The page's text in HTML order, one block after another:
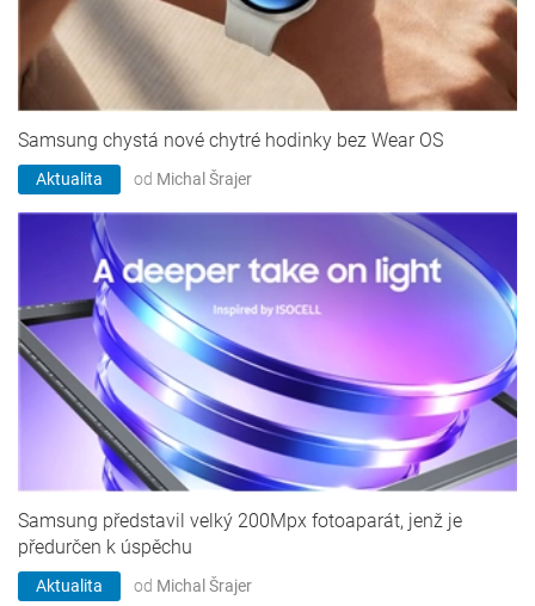
Samsung chystá nové chytré hodinky bez Wear OS
Aktualita od Michal Šrajer
Samsung představil velký 200Mpx fotoaparát, jenž je
předurčen k úspěchu
Aktualita od Michal Šrajer